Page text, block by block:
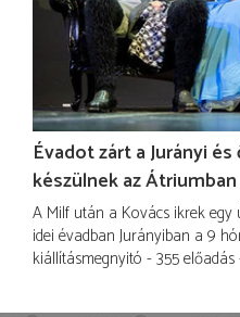
Évadot zárt a Jurányi
készülnek az Átriumban
A Milf után a Kovács ikrek egy
idei évadban Jurányiban a 9
kiállításmegnyitó - 355